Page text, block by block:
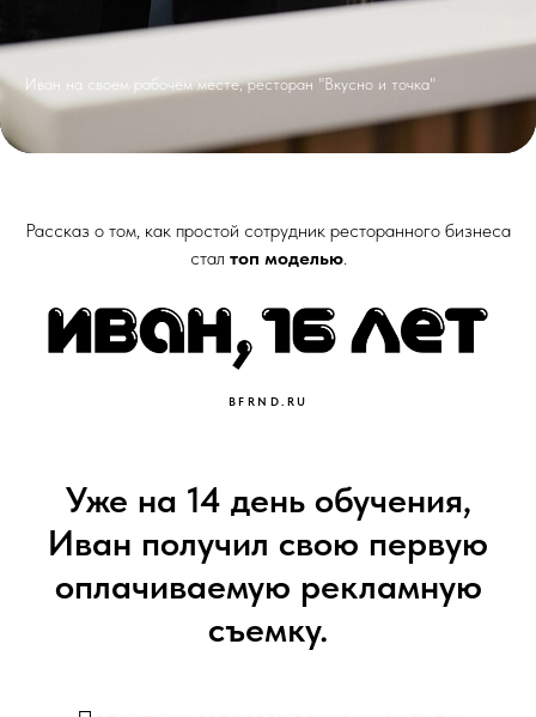
Иван на своем рабочем месте, ресторан "Вкусно и точка"
Рассказ о том, как простой сотрудник ресторанного бизнеса
стал топ моделью.
BFRND.RU
Уже на 14 день обучения,
Иван получил свою первую
оплачиваемую рекламную
съемку.